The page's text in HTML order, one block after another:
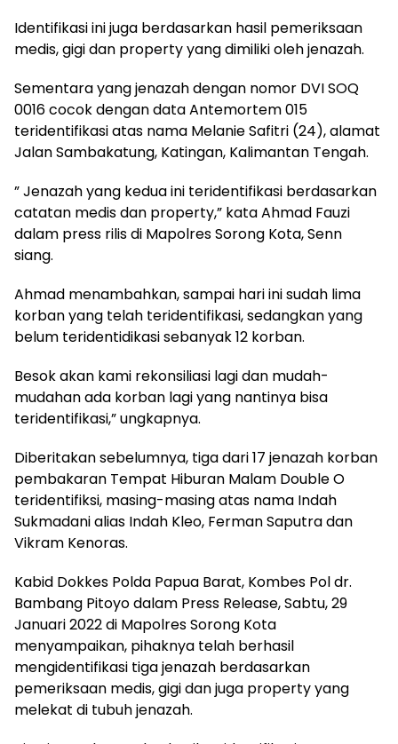
Identifikasi ini juga berdasarkan hasil pemeriksaan
medis, gigi dan property yang dimiliki oleh jenazah.
Sementara yang jenazah dengan nomor DVI SOQ
0016 cocok dengan data Antemortem 015
teridentifikasi atas nama Melanie Safitri (24), alamat
Jalan Sambakatung, Katingan, Kalimantan Tengah.
” Jenazah yang kedua ini teridentifikasi berdasarkan
catatan medis dan property,” kata Ahmad Fauzi
dalam press rilis di Mapolres Sorong Kota, Senn
siang.
Ahmad menambahkan, sampai hari ini sudah lima
korban yang telah teridentifikasi, sedangkan yang
belum teridentidikasi sebanyak 12 korban.
Besok akan kami rekonsiliasi lagi dan mudah-
mudahan ada korban lagi yang nantinya bisa
teridentifikasi,” ungkapnya.
Diberitakan sebelumnya, tiga dari 17 jenazah korban
pembakaran Tempat Hiburan Malam Double O
teridentifiksi, masing-masing atas nama Indah
Sukmadani alias Indah Kleo, Ferman Saputra dan
Vikram Kenoras.
Kabid Dokkes Polda Papua Barat, Kombes Pol dr.
Bambang Pitoyo dalam Press Release, Sabtu, 29
Januari 2022 di Mapolres Sorong Kota
menyampaikan, pihaknya telah berhasil
mengidentifikasi tiga jenazah berdasarkan
pemeriksaan medis, gigi dan juga property yang
melekat di tubuh jenazah.